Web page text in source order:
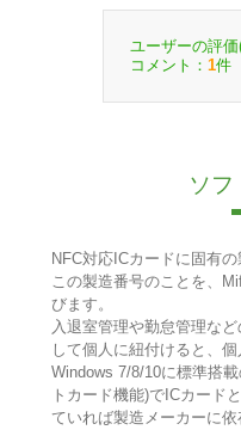
ユーザーの評価
コメント： 1件
ソフ
NFC対応ICカードに固有
この製造番号のことを、
びます。
入退室管理や勤怠管理な
して個人に紐付けると、
Windows 7/8/10に標準搭
トカード機能)でICカード
ていれば製造メーカーに依